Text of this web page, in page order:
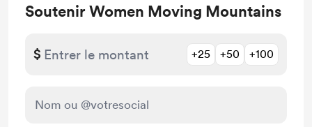
Soutenir Women Moving Mountains
$ +25 +50 +100